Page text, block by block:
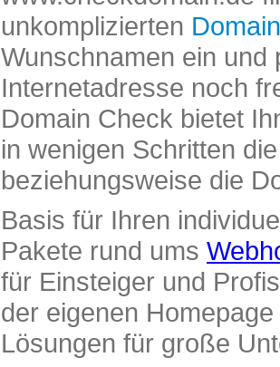
unkomplizierten
Wunschnamen ein und
Internetadresse noch
Domain Check bietet
in wenigen Schritten
beziehungsweise die
Basis für Ihren
Pakete rund ums
für Einsteiger und
der eigenen
Lösungen für große